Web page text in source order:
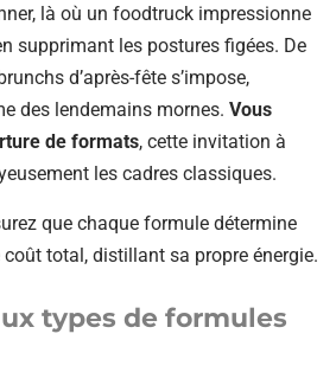
là où un foodtruck impressionne
supprimant les postures figées. De
d’après-fête s’impose,
des lendemains mornes. Vous
de formats, cette invitation à
les cadres classiques.
que chaque formule détermine
coût total, distillant sa propre énergie.
types de formules